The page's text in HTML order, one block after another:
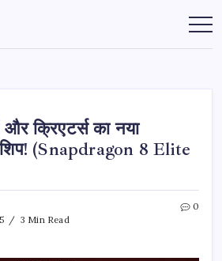
क्रिएटर्स का नया
(Snapdragon 8 Elite
3 Min Read
0